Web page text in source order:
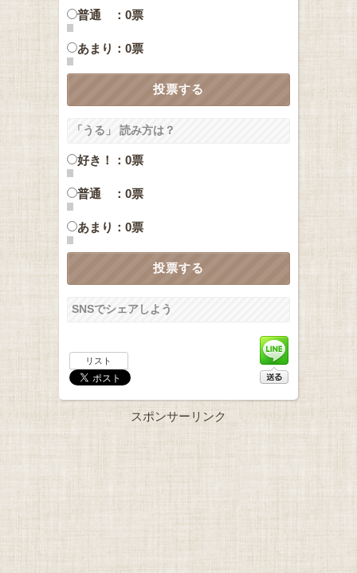
普通 ：0票
あまり：0票
「うる」 読み方は？
好き！：0票
普通 ：0票
あまり：0票
SNSでシェアしよう
リスト
スポンサーリンク